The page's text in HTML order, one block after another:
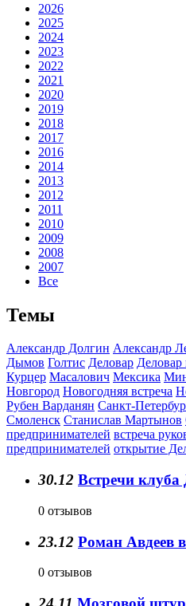
2026
2025
2024
2023
2022
2021
2020
2019
2018
2017
2016
2014
2013
2012
2011
2010
2009
2008
2007
Все
Темы
Александр Долгин Александр
Дымов Голтис Деловар Деловар
Курцер Масалович Мексика
Новгород Новогодняя встреча
Рубен Варданян Санкт-
Смоленск Станислав Мартынов
предпринимателей встреча
предпринимателей открытие
30.12 Встречи клуба
0 отзывов
23.12 Роман Авдеев
0 отзывов